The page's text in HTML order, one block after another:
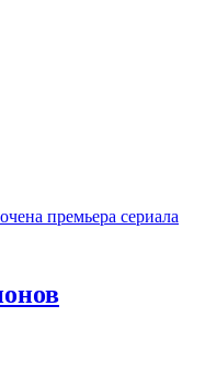
премьера сериала